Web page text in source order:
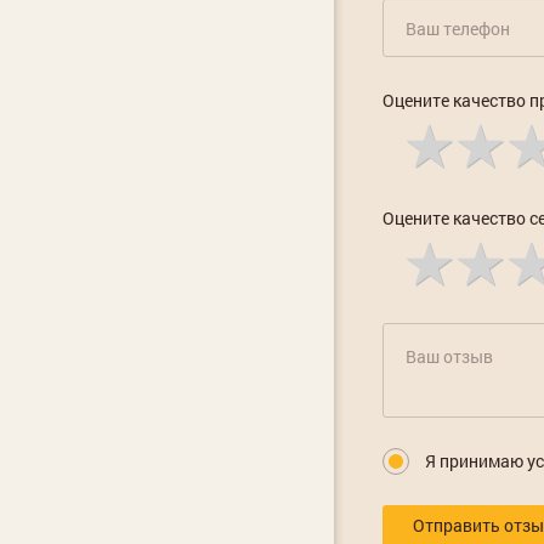
Оцените качество
Оцените качество
Я принимаю
Отправить